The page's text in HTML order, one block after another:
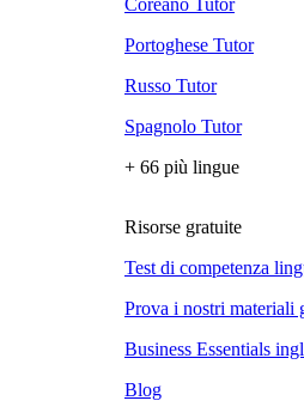
Coreano Tutor
Portoghese Tutor
Russo Tutor
Spagnolo Tutor
+ 66 più lingue
Risorse gratuite
Test di competenza
Prova i nostri materiali
Business Essentials
Blog